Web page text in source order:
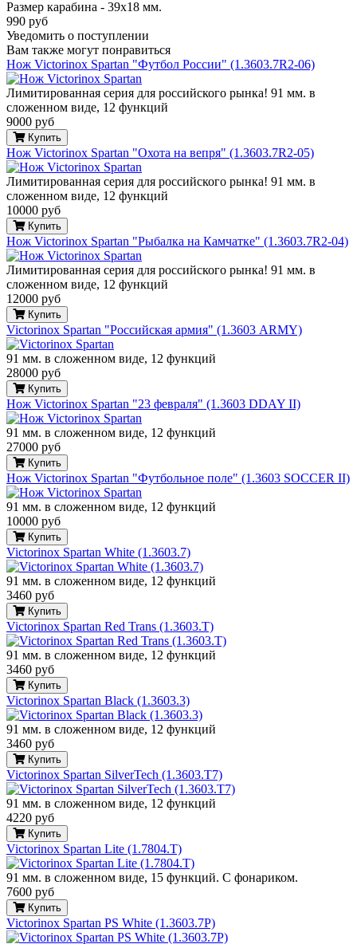
Размер карабина - 39х18 мм.
990 руб
Уведомить о поступлении
Вам также могут понравиться
Нож Victorinox Spartan "Футбол России" (1.3603.7R2-06)
Лимитированная серия для российского рынка! 91 мм. в
сложенном виде, 12 функций
9000 руб
Купить
Нож Victorinox Spartan "Охота на вепря" (1.3603.7R2-05)
Лимитированная серия для российского рынка! 91 мм. в
сложенном виде, 12 функций
10000 руб
Купить
Нож Victorinox Spartan "Рыбалка на Камчатке" (1.3603.7R2-04)
Лимитированная серия для российского рынка! 91 мм. в
сложенном виде, 12 функций
12000 руб
Купить
Victorinox Spartan "Российская армия" (1.3603 ARMY)
91 мм. в сложенном виде, 12 функций
28000 руб
Купить
Нож Victorinox Spartan "23 февраля" (1.3603 DDAY II)
91 мм. в сложенном виде, 12 функций
27000 руб
Купить
Нож Victorinox Spartan "Футбольное поле" (1.3603 SOCCER II)
91 мм. в сложенном виде, 12 функций
10000 руб
Купить
Victorinox Spartan White (1.3603.7)
91 мм. в сложенном виде, 12 функций
3460 руб
Купить
Victorinox Spartan Red Trans (1.3603.T)
91 мм. в сложенном виде, 12 функций
3460 руб
Купить
Victorinox Spartan Black (1.3603.3)
91 мм. в сложенном виде, 12 функций
3460 руб
Купить
Victorinox Spartan SilverTech (1.3603.T7)
91 мм. в сложенном виде, 12 функций
4220 руб
Купить
Victorinox Spartan Lite (1.7804.T)
91 мм. в сложенном виде, 15 функций. С фонариком.
7600 руб
Купить
Victorinox Spartan PS White (1.3603.7P)